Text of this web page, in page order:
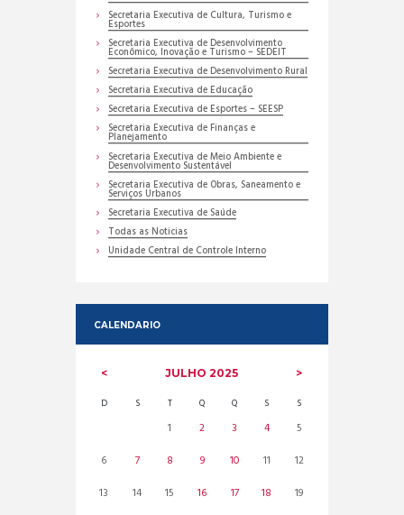
Secretaria Executiva de Cultura, Turismo e
Esportes
Secretaria Executiva de Desenvolvimento
Econômico, Inovação e Turismo – SEDEIT
Secretaria Executiva de Desenvolvimento Rural
Secretaria Executiva de Educação
Secretaria Executiva de Esportes – SEESP
Secretaria Executiva de Finanças e
Planejamento
Secretaria Executiva de Meio Ambiente e
Desenvolvimento Sustentável
Secretaria Executiva de Obras, Saneamento e
Serviços Urbanos
Secretaria Executiva de Saúde
Todas as Noticias
Unidade Central de Controle Interno
CALENDARIO
JULHO2025
D S T Q Q S S
1 2 3 4
5
6
7 8 9 10 11
12
13
14 15 16 17 18 19